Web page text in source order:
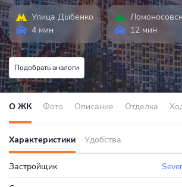
Улица Дыбенко
4 мин
12 мин
Подобрать аналоги
О ЖК Фото Описание Отделка
Характеристики Удобства
Застройщик